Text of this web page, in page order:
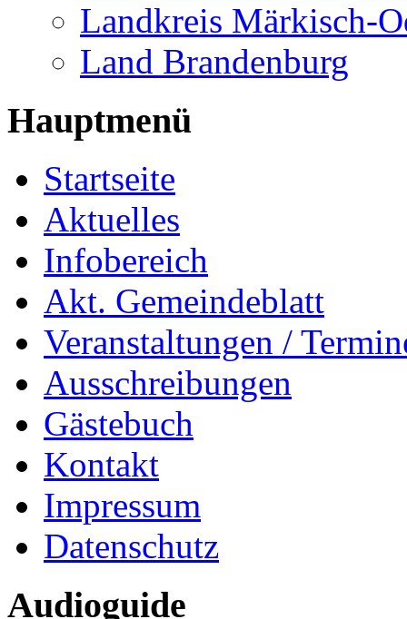
Landkreis Märkisch-
Land Brandenburg
Hauptmenü
Startseite
Aktuelles
Infobereich
Akt. Gemeindeblatt
Veranstaltungen /
Ausschreibungen
Gästebuch
Kontakt
Impressum
Datenschutz
Audioguide